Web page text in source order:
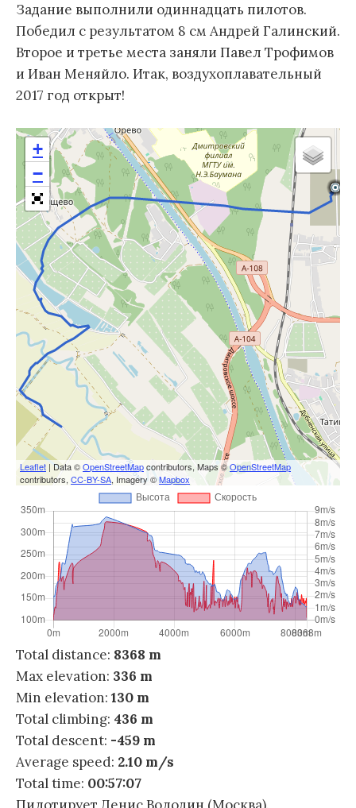
Задание выполнили одиннадцать пилотов.
Победил с результатом 8 см Андрей Галинский.
Второе и третье места заняли Павел Трофимов
и Иван Меняйло. Итак, воздухоплавательный
2017 год открыт!
+
−
Leaflet | Data ©OpenStreetMapcontributors, Maps ©OpenStreetMap
contributors, CC-BY-SA, Imagery ©Mapbox
Total distance: 8368 m
Max elevation: 336 m
Min elevation: 130 m
Total climbing: 436 m
Total descent: -459 m
Average speed: 2.10 m/s
Total time: 00:57:07